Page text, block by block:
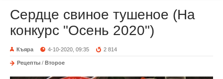
Сердце свиное тушеное (На
конкурс "Осень 2020")
Къяра 4-10-2020, 09:35 2 814
Рецепты / Второе